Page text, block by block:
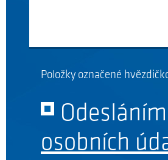
Položky označené
osobních